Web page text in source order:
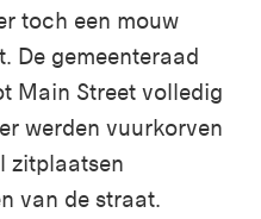
toch een mouw
De gemeenteraad
Main Street volledig
werden vuurkorven
zitplaatsen
van de straat.